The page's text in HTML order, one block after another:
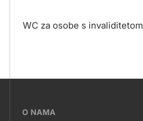
WC za osobe s invaliditetom
???O NAMA